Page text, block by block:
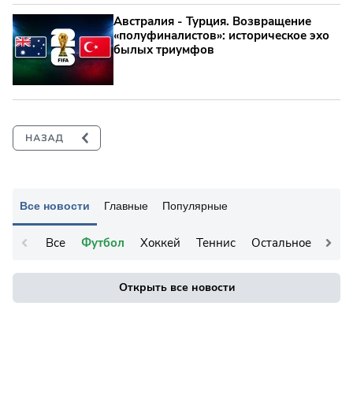
Все новости Главные Популярные
Все Футбол Хоккей Теннис Остальное
Открыть все новости
Австралия - Турция. Возвращение
«полуфиналистов»: историческое эхо
былых триумфов